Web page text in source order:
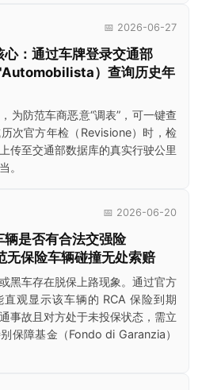
📅 2026-06-27
心：通过车牌登录交通部
）查询历史年
为防范车商恶意“调表”，可一键查
次官方年检（Revisione）时，检
传至交通部数据库的真实行驶公里
。
📅 2026-06-20
辆是否有合法交强险
无保险车辆碰撞无处索赔
黑车存在脱保上路现象。通过官方
观显示该车辆的 RCA 保险到期
事故且对方处于未投保状态，需立
保障基金（Fondo di Garanzia）